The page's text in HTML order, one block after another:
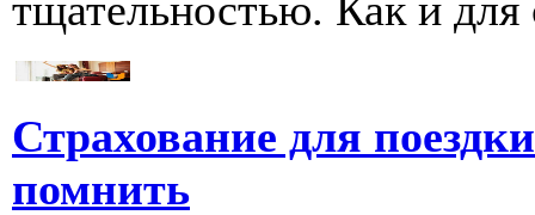
Страхование для
помнить